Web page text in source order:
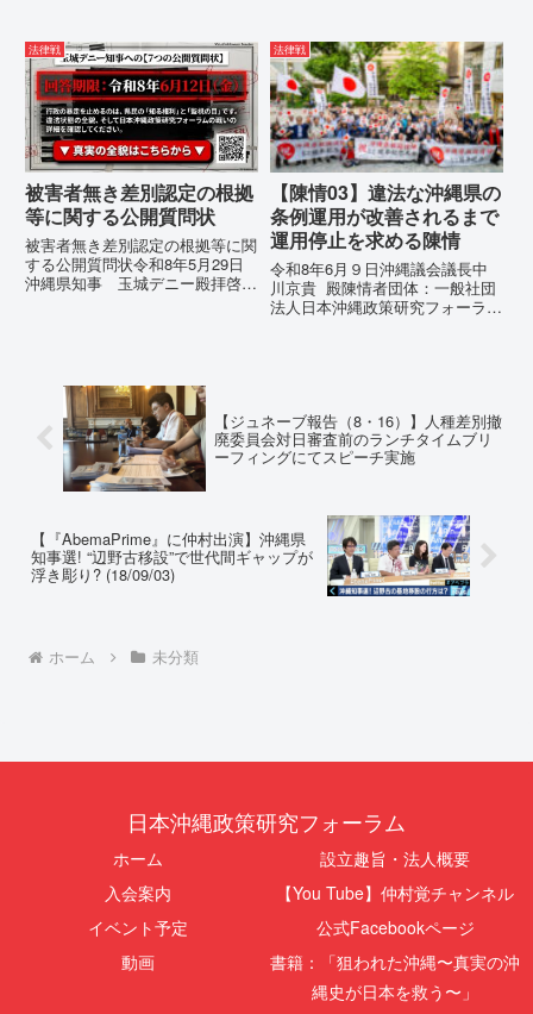
法律戦
被害者無き差別認定の根拠
等に関する公開質問状
被害者無き差別認定の根拠等に関
する公開質問状令和8年5月29日
沖縄県知事 玉城デニー殿拝啓貴
法律戦
【陳情03】違法な沖縄県の
条例運用が改善されるまで
運用停止を求める陳情
令和8年6月９日沖縄議会議長中
川京貴 殿陳情者団体：一般社団
法人日本沖縄政策研究フォーラム
【ジュネーブ報告（8・16）】人種差別撤
廃委員会対日審査前のランチタイムブリ
ーフィングにてスピーチ実施
【『AbemaPrime』に仲村出演】沖縄県
知事選! “辺野古移設”で世代間ギャップが
浮き彫り? (18/09/03)
ホーム 未分類
日本沖縄政策研究フォーラム
ホーム
設立趣旨・法人概要
入会案内
【You Tube】仲村覚チャンネル
イベント予定
公式Facebookページ
動画
書籍：「狙われた沖縄〜真実の沖
縄史が日本を救う〜」